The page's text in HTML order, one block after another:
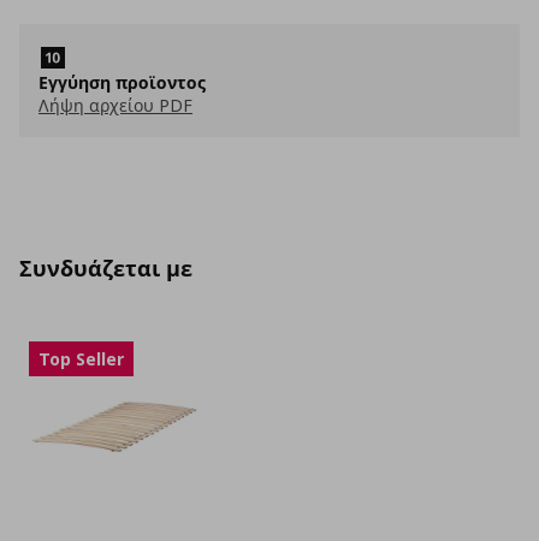
Εγγύηση προϊοντος
Λήψη αρχείου PDF
Συνδυάζεται με
Top Seller